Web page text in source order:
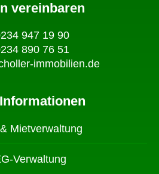
vereinbaren
947 19 90
890 76 51
immobilien.de
Mietverwaltung
Verwaltung